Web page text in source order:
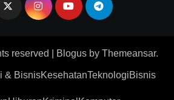
reserved Blogus by Themeansar.
& BisnisKesehatanTeknologiBisnis